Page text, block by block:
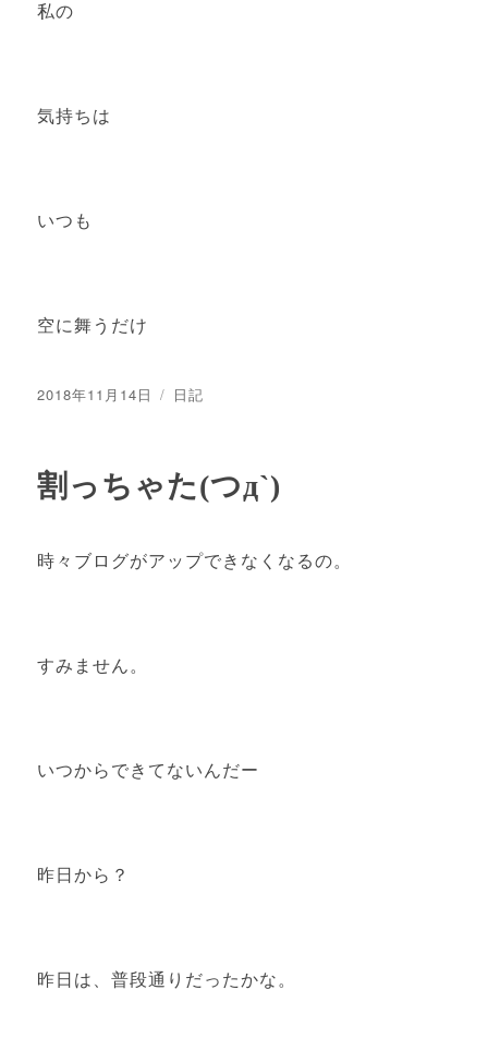
私の
気持ちは
いつも
空に舞うだけ
投
2018年11月14日
カ
ー
日記
割っちゃた(つд`)
時々ブログがアップできなくなるの。
すみません。
いつからできてないんだー
昨日から？
昨日は、普段通りだったかな。